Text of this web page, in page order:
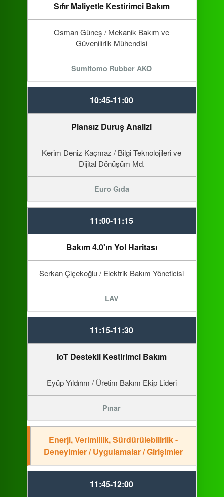
Sıfır Maliyetle Kestirimci Bakım
Osman Güneş / Mekanik Bakım ve
Güvenilirlik Mühendisi
Sumitomo Rubber AKO
10:45-11:00
Plansız Duruş Analizi
Kerim Deniz Kaçmaz / Bilgi Teknolojileri ve
Dijital Dönüşüm Md.
Euro Gıda
11:00-11:15
Bakım 4.0'ın Yol Haritası
Serkan Çiçekoğlu / Elektrik Bakım Yöneticisi
LAV
11:15-11:30
IoT Destekli Kestirimci Bakım
Eyüp Yıldırım / Üretim Bakım Ekip Lideri
Pınar
Enerji, Verimlilik, Sürdürülebilirlik -
Deneyimler / Uygulamalar / Girişimler
11:45-12:00